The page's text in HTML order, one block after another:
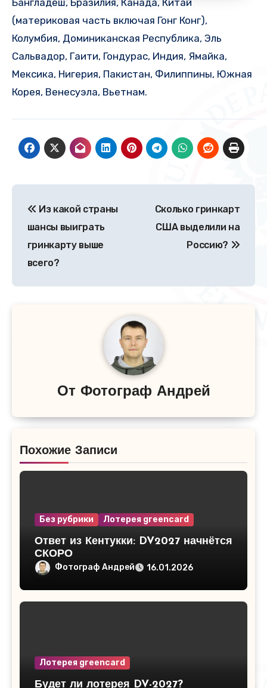
Бангладеш, Бразилия, Канада, Китай
(материковая часть включая Гонг Конг),
Колумбия, Доминиканская Республика, Эль
Сальвадор, Гаити, Гондурас, Индия, Ямайка,
Мексика, Нигерия, Пакистан, Филиппины, Южная
Корея, Венесуэла, Вьетнам.
по
записям
Из какой страны
шансы выиграть
гринкарту выше
всего?
Сколько гринкарт
США выделили на
Россию?
От Фотограф Андрей
Похожие Записи
Без рубрики Лотерея greencard
Ответ из Кентукки: DV2027 начнётся
СКОРО
Фотограф Андрей 16.01.2026
Лотерея greencard
Будет ли лотерея DV-2027?